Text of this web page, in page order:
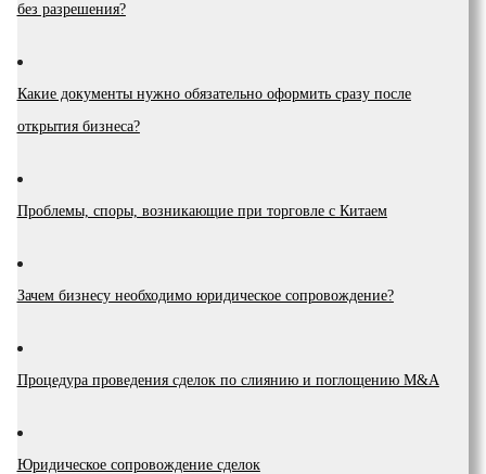
без разрешения?
Какие документы нужно обязательно оформить сразу после
открытия бизнеса?
Проблемы, споры, возникающие при торговле с Китаем
Зачем бизнесу необходимо юридическое сопровождение?
Процедура проведения сделок по слиянию и поглощению M&A
Юридическое сопровождение сделок